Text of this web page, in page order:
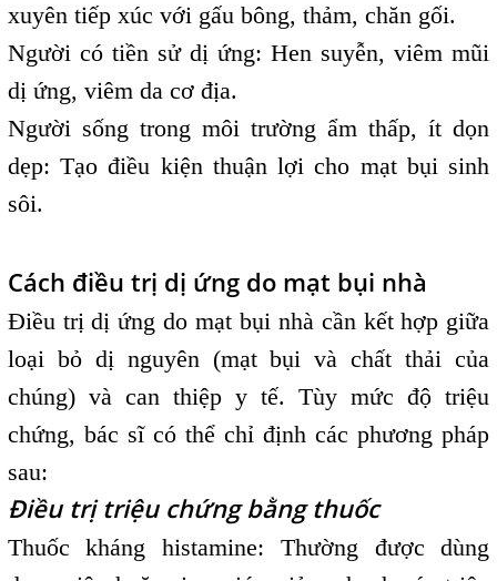
xuyên tiếp xúc với gấu bông, thảm, chăn gối.
Người có tiền sử dị ứng: Hen suyễn, viêm mũi
dị ứng, viêm da cơ địa.
Người sống trong môi trường ẩm thấp, ít dọn
dẹp: Tạo điều kiện thuận lợi cho mạt bụi sinh
sôi.
Cách điều trị dị ứng do mạt bụi nhà
Điều trị dị ứng do mạt bụi nhà cần kết hợp giữa
loại bỏ dị nguyên (mạt bụi và chất thải của
chúng) và can thiệp y tế. Tùy mức độ triệu
chứng, bác sĩ có thể chỉ định các phương pháp
sau:
Điều trị triệu chứng bằng thuốc
Thuốc kháng histamine: Thường được dùng